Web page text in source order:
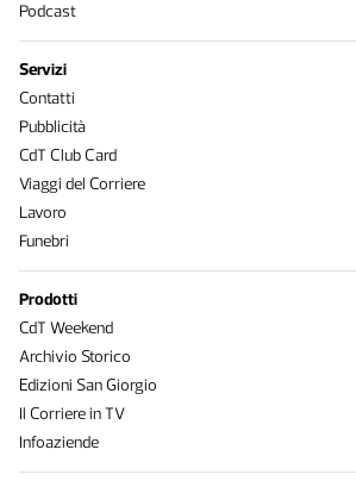
Podcast
Servizi
Contatti
Pubblicità
CdT Club Card
Viaggi del Corriere
Lavoro
Funebri
Prodotti
CdT Weekend
Archivio Storico
Edizioni San Giorgio
Il Corriere in TV
Infoaziende